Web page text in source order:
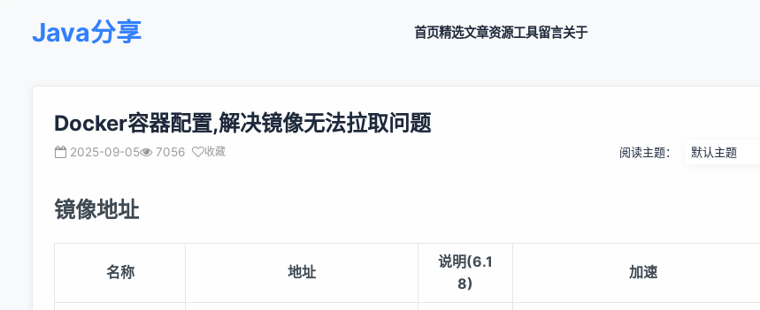
Java分享 首页精选文章资源工具留言关于
Docker容器配置,解决镜像无法拉取问题
2025-09-05 7056 收藏 阅读主题：
镜像地址
名称 地址
说明(6.1
8)
加速